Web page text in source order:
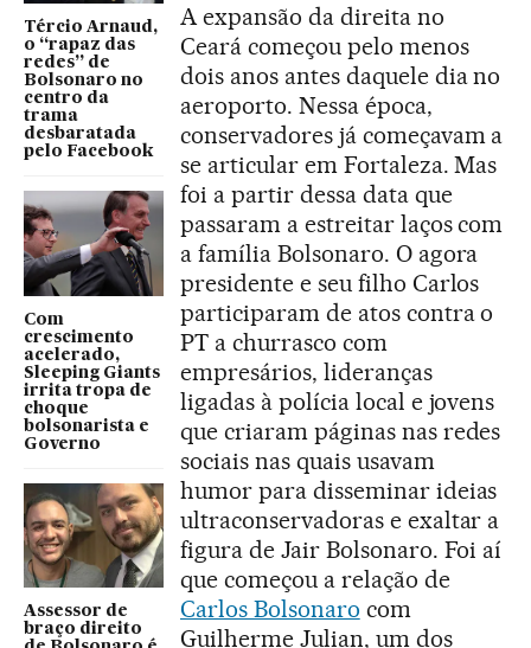
Tércio Arnaud,
o “rapaz das
redes” de
Bolsonaro no
centro da
trama
desbaratada
pelo Facebook
Com
crescimento
acelerado,
Sleeping Giants
irrita tropa de
choque
bolsonarista e
Governo
Assessor de
braço direito
A expansão da direita no
Ceará começou pelo menos
dois anos antes daquele dia no
aeroporto. Nessa época,
conservadores já começavam a
se articular em Fortaleza. Mas
foi a partir dessa data que
passaram a estreitar laços com
a família Bolsonaro. O agora
presidente e seu filho Carlos
participaram de atos contra o
PT a churrasco com
empresários, lideranças
ligadas à polícia local e jovens
que criaram páginas nas redes
sociais nas quais usavam
humor para disseminar ideias
ultraconservadoras e exaltar a
figura de Jair Bolsonaro. Foi aí
que começou a relação de
Carlos Bolsonaro com
Guilherme Julian, um dos